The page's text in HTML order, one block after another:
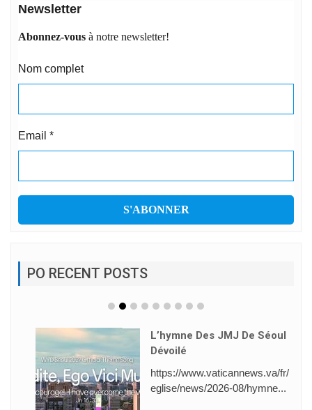
Newsletter
Abonnez-vous à notre newsletter!
Nom complet
Email *
PO RECENT POSTS
L’hymne Des JMJ De Séoul
Dévoilé
https://www.vaticannews.va/fr/
eglise/news/2026-08/hymne...